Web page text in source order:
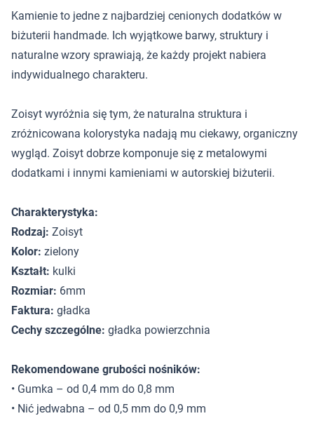
Kamienie to jedne z najbardziej cenionych dodatków w
biżuterii handmade. Ich wyjątkowe barwy, struktury i
naturalne wzory sprawiają, że każdy projekt nabiera
indywidualnego charakteru.
Zoisyt wyróżnia się tym, że naturalna struktura i
zróżnicowana kolorystyka nadają mu ciekawy, organiczny
wygląd. Zoisyt dobrze komponuje się z metalowymi
dodatkami i innymi kamieniami w autorskiej biżuterii.
Charakterystyka:
Rodzaj: Zoisyt
Kolor: zielony
Kształt: kulki
Rozmiar: 6mm
Faktura: gładka
Cechy szczególne: gładka powierzchnia
Rekomendowane grubości nośników:
• Gumka – od 0,4 mm do 0,8 mm
• Nić jedwabna – od 0,5 mm do 0,9 mm